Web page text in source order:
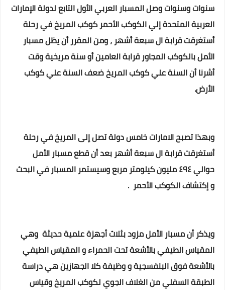
سنوات وسنوات وصل المسبار العربي الأول التابع لدولة الإمارات
العربية المتحدة إلي الكوكب الأحمر كوكب المريخ في رحلة
أستغرقت قرابة ال سبعة أشهر ، ومن المقرر أن يظل مسبار
الأمل بالكوكب المجاور قرابة العامين أو سنة مريخية وقت
أشرنا أن السنة علي كوكب المريخ ضعف السنة علي كوكب
الأرض.
وبهذا تصبح الامارات خامس دولة تصل إلى المريخ في رحلة
أستغرقت قرابة ال سبعة أشهر بعد أن قطع مسبار الأمل
حوالي ٤٩٤ مليون كيلومتر مربع وسيستمر المسبار في البحث
و إكتشاف الكوكب الأحمر .
ويذكر أن مسبار الأمل مزود بثلاث أجهزة علمية حديثة وهي
المقياس الطيفي بالأشعة تحت الحمراء و المقياس الطيفي
بالأشعة فوق البنفسجية و وظيفة كلا الجهازين هي دراسة
الطبقة السفلي من الغلاف الجوي لكوكب المريخ وقياس